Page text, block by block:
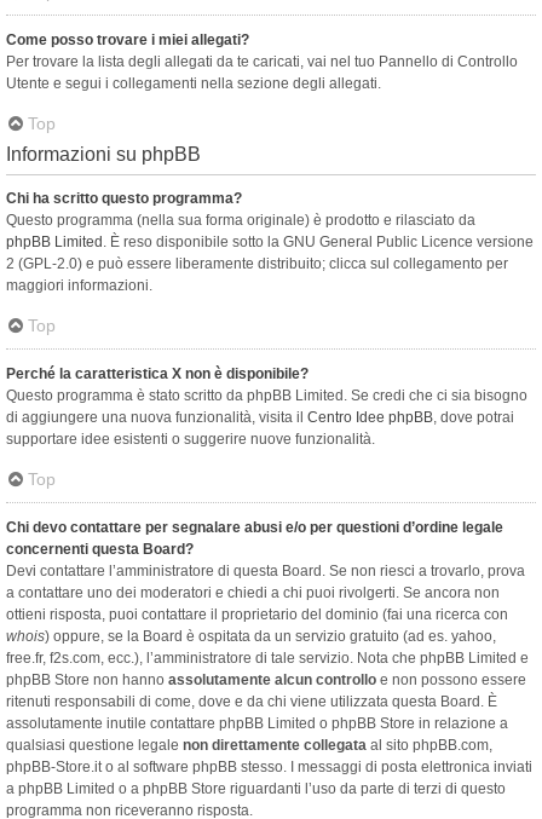
Come posso trovare i miei allegati?
Per trovare la lista degli allegati da te caricati, vai nel tuo Pannello di Controllo
Utente e segui i collegamenti nella sezione degli allegati.
Top
Informazioni su phpBB
Chi ha scritto questo programma?
Questo programma (nella sua forma originale) è prodotto e rilasciato da
phpBB Limited . È reso disponibile sotto la GNU General Public Licence versione
2 (GPL-2.0) e può essere liberamente distribuito; clicca sul collegamento per
maggiori informazioni.
Top
Perché la caratteristica X non è disponibile?
Questo programma è stato scritto da phpBB Limited. Se credi che ci sia bisogno
di aggiungere una nuova funzionalità, visita il Centro Idee phpBB, dove potrai
supportare idee esistenti o suggerire nuove funzionalità.
Top
Chi devo contattare per segnalare abusi e/o per questioni d’ordine legale
concernenti questa Board?
Devi contattare l’amministratore di questa Board. Se non riesci a trovarlo, prova
a contattare uno dei moderatori e chiedi a chi puoi rivolgerti. Se ancora non
ottieni risposta, puoi contattare il proprietario del dominio (fai una ricerca con
whois) oppure, se la Board è ospitata da un servizio gratuito (ad es. yahoo,
free.fr, f2s.com, ecc.), l’amministratore di tale servizio. Nota che phpBB Limited e
phpBB Store non hanno assolutamente alcun controllo e non possono essere
ritenuti responsabili di come, dove e da chi viene utilizzata questa Board. È
assolutamente inutile contattare phpBB Limited o phpBB Store in relazione a
qualsiasi questione legale non direttamente collegata al sito phpBB.com,
phpBB-Store.it o al software phpBB stesso. I messaggi di posta elettronica inviati
a phpBB Limited o a phpBB Store riguardanti l’uso da parte di terzi di questo
programma non riceveranno risposta.